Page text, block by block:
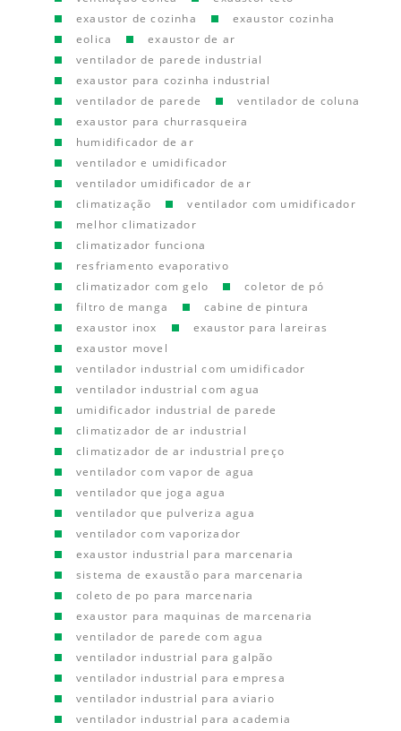
exaustor de cozinha
exaustor cozinha
eolica
exaustor de ar
ventilador de parede industrial
exaustor para cozinha industrial
ventilador de parede
ventilador de coluna
exaustor para churrasqueira
humidificador de ar
ventilador e umidificador
ventilador umidificador de ar
climatização
ventilador com umidificador
melhor climatizador
climatizador funciona
resfriamento evaporativo
climatizador com gelo
coletor de pó
filtro de manga
cabine de pintura
exaustor inox
exaustor para lareiras
exaustor movel
ventilador industrial com umidificador
ventilador industrial com agua
umidificador industrial de parede
climatizador de ar industrial
climatizador de ar industrial preço
ventilador com vapor de agua
ventilador que joga agua
ventilador que pulveriza agua
ventilador com vaporizador
exaustor industrial para marcenaria
sistema de exaustão para marcenaria
coleto de po para marcenaria
exaustor para maquinas de marcenaria
ventilador de parede com agua
ventilador industrial para galpão
ventilador industrial para empresa
ventilador industrial para aviario
ventilador industrial para academia